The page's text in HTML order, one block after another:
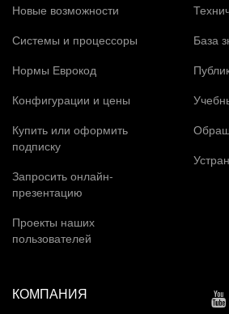
Новые возможности
Системы и процессоры
Нормы Еврокод
Конфигурации и цены
Купить или оформить
подписку
Запросить онлайн-
презентацию
Проекты наших
пользователей
База
КОМПАНИЯ